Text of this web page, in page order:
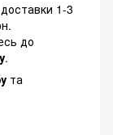
1-3
до
.
та